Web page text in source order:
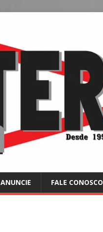
ANUNCIE FALE CONOSCO